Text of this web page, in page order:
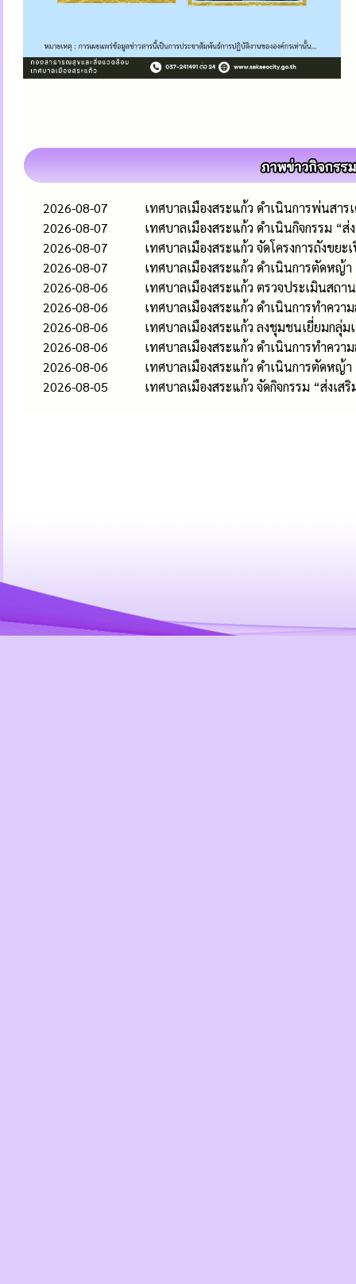
2026-08-07
เทศบาลเมืองสระแก้ว ดำเนินการพ่นสา
2026-08-07
เทศบาลเมืองสระแก้ว ดำเนินกิจกรรม “
2026-08-07
เทศบาลเมืองสระแก้ว จัดโครงการถังขยะ
2026-08-07
เทศบาลเมืองสระแก้ว ดำเนินการตัดหญ้า
2026-08-06
เทศบาลเมืองสระแก้ว ตรวจประเมินสถ
2026-08-06
เทศบาลเมืองสระแก้ว ดำเนินการทำควา
2026-08-06
เทศบาลเมืองสระแก้ว ลงชุมชนเยี่ยมกลุ่ม
2026-08-06
เทศบาลเมืองสระแก้ว ดำเนินการทำควา
2026-08-06
เทศบาลเมืองสระแก้ว ดำเนินการตัดหญ้า
2026-08-05
เทศบาลเมืองสระแก้ว จัดกิจกรรม “ส่งเ